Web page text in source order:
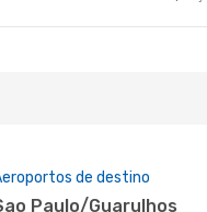
de destino